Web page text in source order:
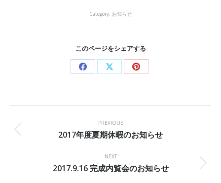
Category: お知らせ
このページをシェアする
Share
Facebook
Share
X
Share
Pinterest
navigation
PREVIOUS
Previous
2017年度夏期休暇のお知らせ
NEXT
Next
2017.9.16 完成内覧会のお知らせ